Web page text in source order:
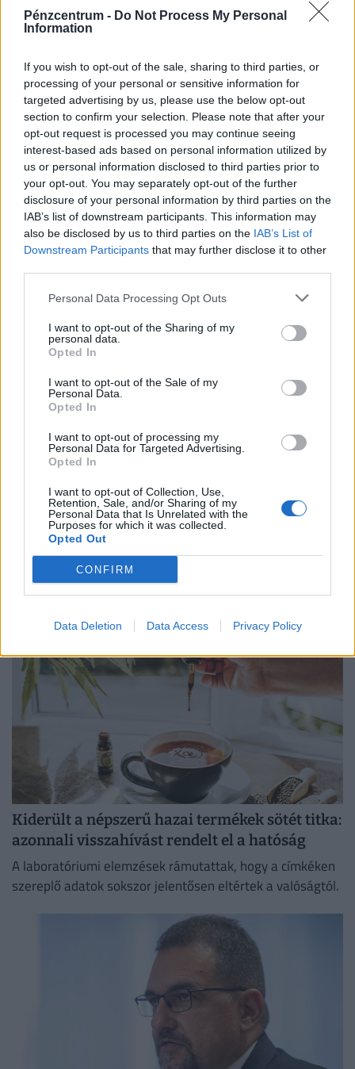
Pénzcentrum - Do Not Process My Personal
Information
If you wish to opt-out of the sale, sharing to third parties, or
processing of your personal or sensitive information for
targeted advertising by us, please use the below opt-out
section to confirm your selection. Please note that after your
opt-out request is processed you may continue seeing
interest-based ads based on personal information utilized by
us or personal information disclosed to third parties prior to
your opt-out. You may separately opt-out of the further
disclosure of your personal information by third parties on the
IAB’s list of downstream participants. This information may
also be disclosed by us to third parties on the IAB’s List of
Downstream Participants that may further disclose it to other
Personal Data Processing Opt Outs
I want to opt-out of the Sharing of my
personal data.
Opted In
I want to opt-out of the Sale of my
Personal Data.
Opted In
I want to opt-out of processing my
Personal Data for Targeted Advertising.
Opted In
I want to opt-out of Collection, Use,
Retention, Sale, and/or Sharing of my
Personal Data that Is Unrelated with the
Purposes for which it was collected.
Opted Out
CONFIRM
Data Deletion Data Access Privacy Policy
Kevés magyar cégvezető tud erről az ingyenes
mentőövről: rengeteget spórolhatnak vele a
vállalkozások
A Magyar Kereskedelmi és Iparkamara fogyasztóvédelmi
jogi tanácsadással segít a kis- és középvállalkozásoknak
megelőzni a költséges jogsértéseket.
Elképesztő fejlesztést jelentett be az amerikai
vállalat a magyarországi gyárában - rengeteg
új dolgozót is felvesznek
A 15 hektáros területen elhelyezkedő, több mint 21 ezer
panelből álló rendszer hálózati csatlakozása idén ősszel
Kiderült a népszerű hazai termékek sötét titka:
azonnali visszahívást rendelt el a hatóság
A laboratóriumi elemzések rámutattak, hogy a címkéken
szereplő adatok sokszor jelentősen eltértek a valóságtól.